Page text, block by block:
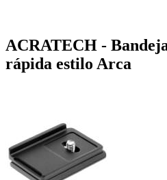
ACRATECH -
rápida estilo Arca